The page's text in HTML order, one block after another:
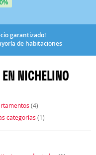
garantizado!
de habitaciones
NICHELINO
(4)
categorías (1)